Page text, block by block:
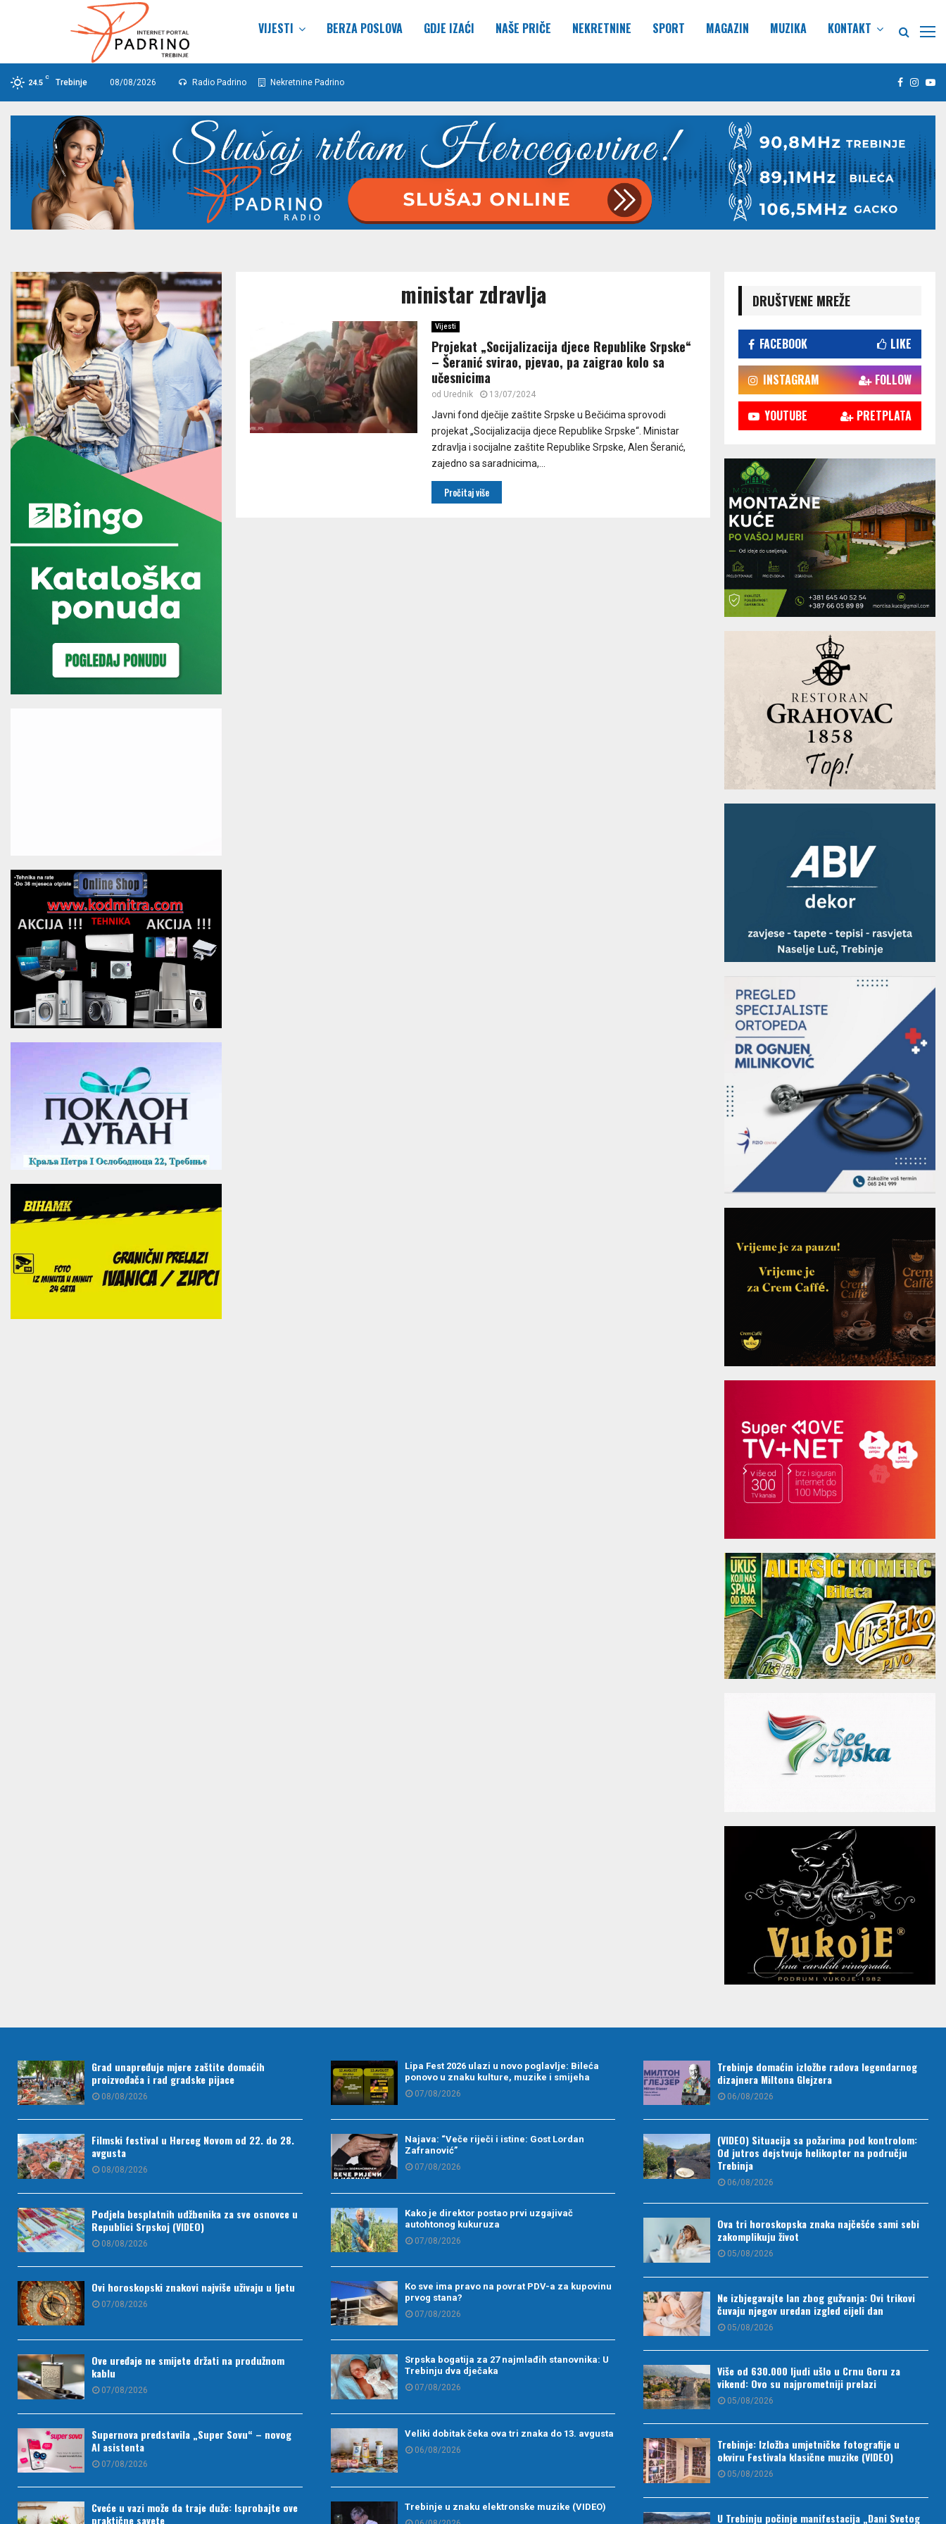
VIJESTI BERZA POSLOVA GDJE IZAĆI NAŠE PRIČE NEKRETNINE SPORT MAGAZIN MUZIKA KONTAKT
24.5
C
Trebinje 08/08/2026 Radio Padrino Nekretnine Padrino Facebook
ministar zdravlja
Vijesti
Projekat „Socijalizacija djece Republike Srpske“
– Šeranić svirao, pjevao, pa zaigrao kolo sa
učesnicima
od Urednik 13/07/2024
Javni fond dječije zaštite Srpske u Bečićima sprovodi
projekat „Socijalizacija djece Republike Srpske“. Ministar
zdravlja i socijalne zaštite Republike Srpske, Alen Šeranić,
zajedno sa saradnicima,...
Pročitaj više
DRUŠTVENE MREŽE
FACEBOOK LIKE
INSTAGRAM FOLLOW
YOUTUBE PRETPLATA
Grad unapređuje mjere zaštite domaćih
proizvođača i rad gradske pijace
08/08/2026
Filmski festival u Herceg Novom od 22. do 28.
avgusta
08/08/2026
Podjela besplatnih udžbenika za sve osnovce u
Republici Srpskoj (VIDEO)
08/08/2026
Ovi horoskopski znakovi najviše uživaju u ljetu
07/08/2026
Ove uređaje ne smijete držati na produžnom
kablu
07/08/2026
Supernova predstavila „Super Sovu“ – novog
AI asistenta
07/08/2026
Cveće u vazi može da traje duže: Isprobajte ove
praktične savete
Lipa Fest 2026 ulazi u novo poglavlje: Bileća
ponovo u znaku kulture, muzike i smijeha
07/08/2026
Najava: “Veče riječi i istine: Gost Lordan
Zafranović”
07/08/2026
Kako je direktor postao prvi uzgajivač
autohtonog kukuruza
07/08/2026
Ko sve ima pravo na povrat PDV-a za kupovinu
prvog stana?
07/08/2026
Srpska bogatija za 27 najmlađih stanovnika: U
Trebinju dva dječaka
07/08/2026
Veliki dobitak čeka ova tri znaka do 13. avgusta
06/08/2026
Trebinje u znaku elektronske muzike (VIDEO)
Trebinje domaćin izložbe radova legendarnog
dizajnera Miltona Glejzera
06/08/2026
(VIDEO) Situacija sa požarima pod kontrolom:
Od jutros dejstvuje helikopter na području
Trebinja
06/08/2026
Ova tri horoskopska znaka najčešće sami sebi
zakomplikuju život
05/08/2026
Ne izbjegavajte lan zbog gužvanja: Ovi trikovi
čuvaju njegov uredan izgled cijeli dan
05/08/2026
Više od 630.000 ljudi ušlo u Crnu Goru za
vikend: Ovo su najprometniji prelazi
05/08/2026
Trebinje: Izložba umjetničke fotografije u
okviru Festivala klasične muzike (VIDEO)
05/08/2026
U Trebinju počinje manifestacija „Dani Svetog